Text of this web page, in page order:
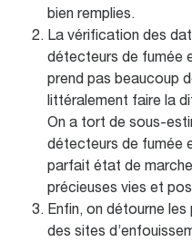
bien remplies.
La vérification des
détecteurs de fumée
prend pas beaucoup
littéralement faire la
On a tort de sous-
détecteurs de fumée
parfait état de
précieuses vies et
Enfin, on détourne
des sites